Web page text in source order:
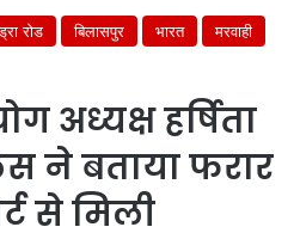
रोड बिलासपुर भारत
मरवाही
अध्यक्ष हर्षिता
ने बताया फरार
से मिली